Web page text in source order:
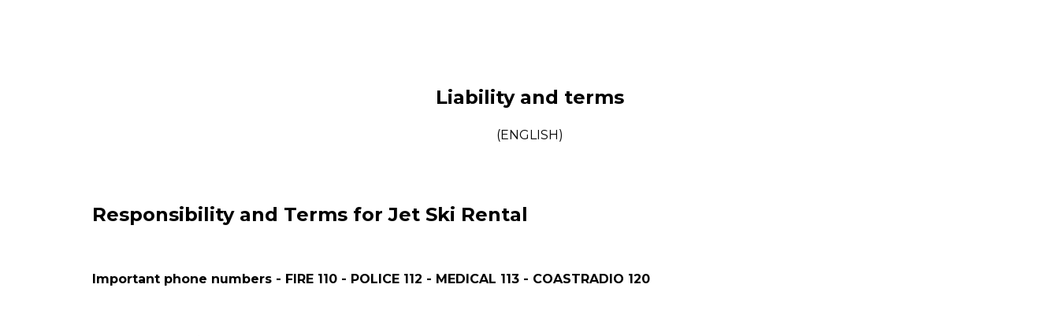
Liability and terms
(ENGLISH)
Responsibility and Terms for Jet Ski Rental
Important phone numbers - FIRE 110 - POLICE 112 - MEDICAL 113 - COASTRADIO 120